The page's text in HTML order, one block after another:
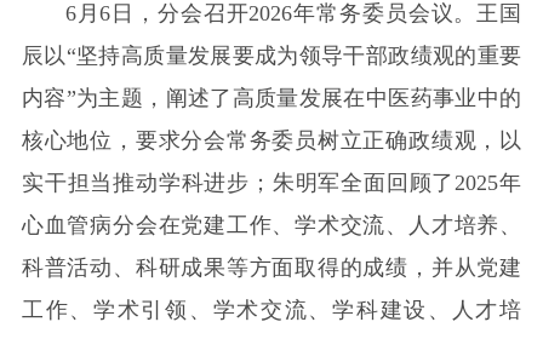
6月6日，分会召开2026年常务委员会议。王国
辰以“坚持高质量发展要成为领导干部政绩观的重要
内容”为主题，阐述了高质量发展在中医药事业中的
核心地位，要求分会常务委员树立正确政绩观，以
实干担当推动学科进步；朱明军全面回顾了2025年
心血管病分会在党建工作、学术交流、人才培养、
科普活动、科研成果等方面取得的成绩，并从党建
工作、学术引领、学术交流、学科建设、人才培